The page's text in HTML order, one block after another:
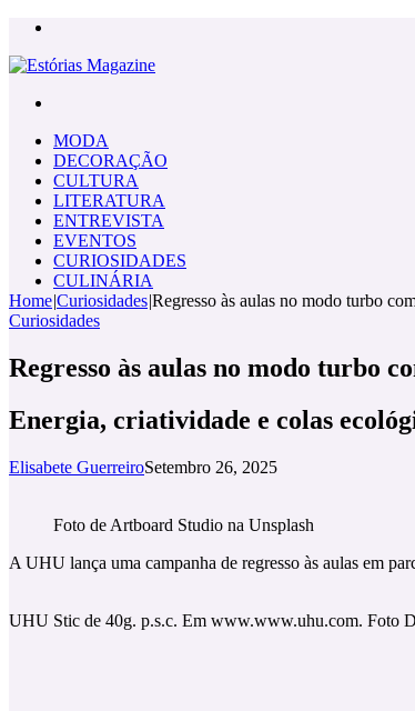
MODA
DECORAÇÃO
CULTURA
LITERATURA
ENTREVISTA
EVENTOS
CURIOSIDADES
CULINÁRIA
Home|Curiosidades|Regresso às aulas no modo turbo
Curiosidades
Regresso às aulas no modo turbo
Energia, criatividade e colas
Elisabete GuerreiroSetembro 26, 2025
Foto de Artboard Studio na Unsplash
A UHU lança uma campanha de regresso às aulas em
UHU Stic de 40g. p.s.c. Em www.www.uhu.com. Foto